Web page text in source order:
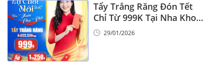
Tẩy Trắng Răng Đón Tết
Chỉ Từ 999K Tại Nha Khoa
Vinalign
29/01/2026